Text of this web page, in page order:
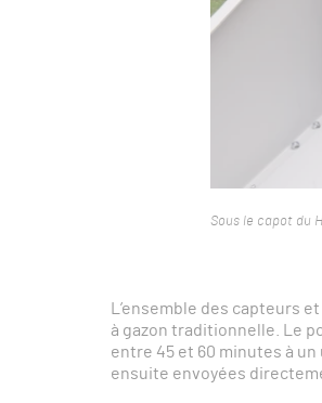
Sous le capot du
L’ensemble des capteurs
à gazon traditionnelle. Le
entre 45 et 60 minutes à
ensuite envoyées